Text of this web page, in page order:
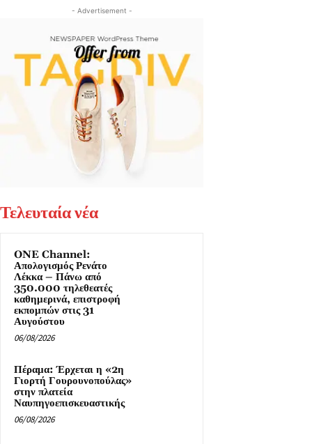
- Advertisement -
Τελευταία νέα
ONE Channel:
Απολογισμός Ρενάτο
Λέκκα – Πάνω από
350.000 τηλεθεατές
καθημερινά, επιστροφή
εκπομπών στις 31
Αυγούστου
06/08/2026
Πέραμα: Έρχεται η «2η
Γιορτή Γουρουνοπούλας»
στην πλατεία
Ναυπηγοεπισκευαστικής
06/08/2026